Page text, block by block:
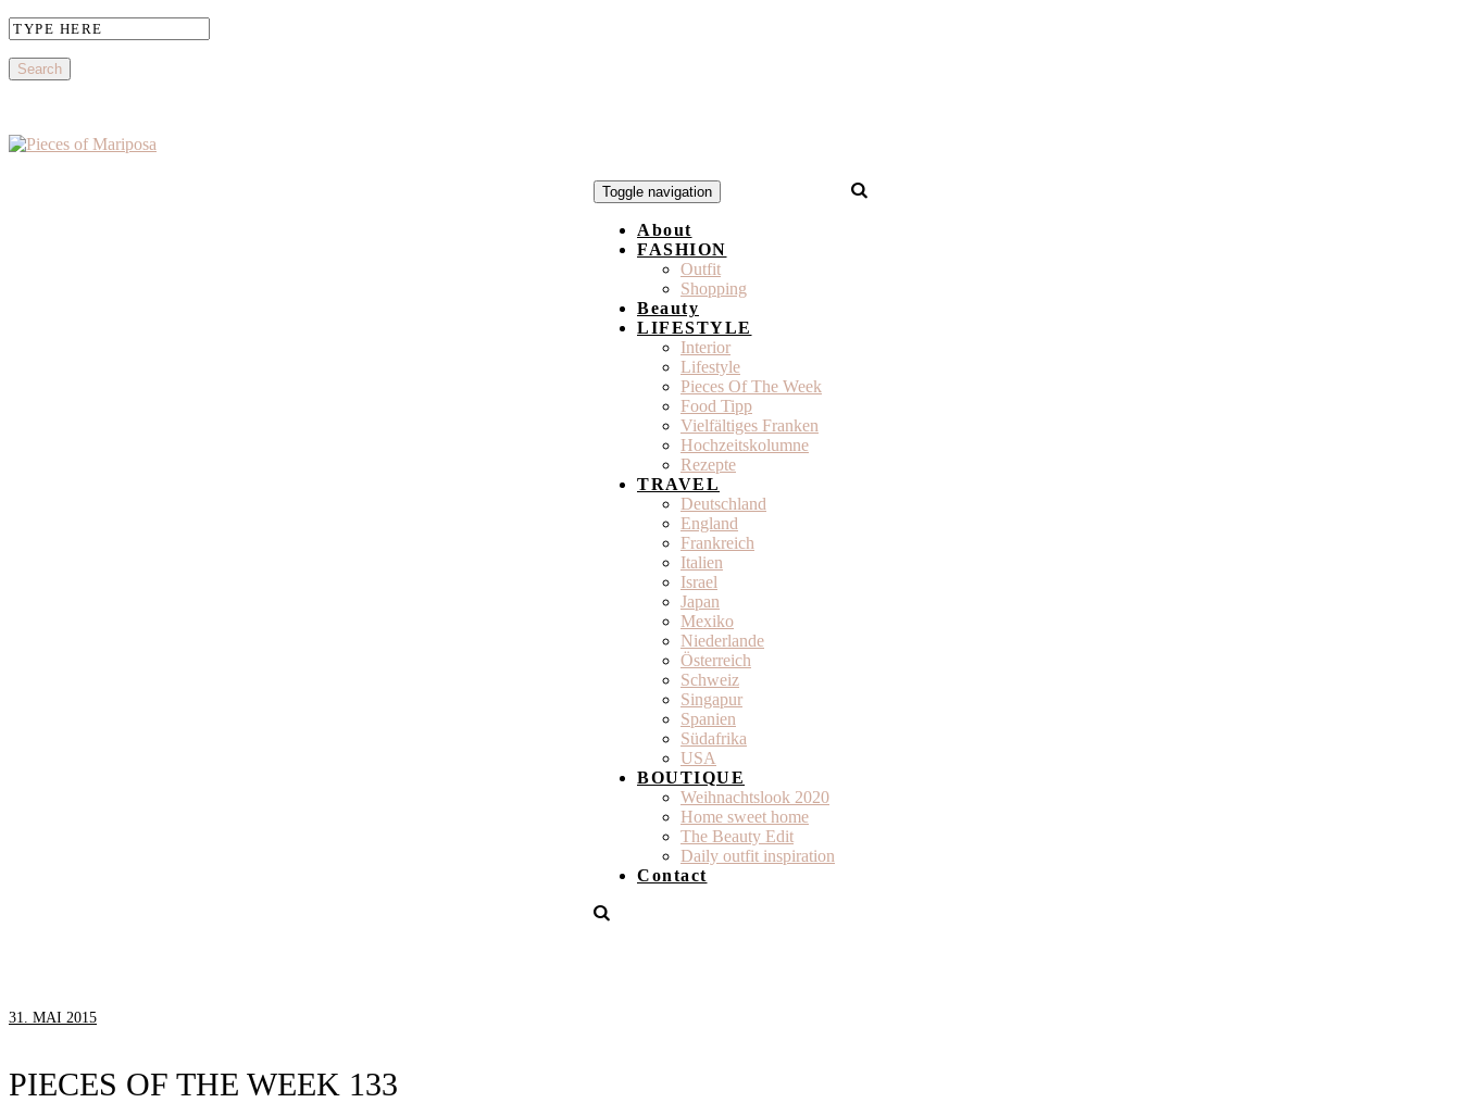
Toggle navigation
About
FASHION
Outfit
Shopping
Beauty
LIFESTYLE
Interior
Lifestyle
Pieces Of The Week
Food Tipp
Vielfältiges Franken
Hochzeitskolumne
Rezepte
TRAVEL
Deutschland
England
Frankreich
Italien
Israel
Japan
Mexiko
Niederlande
Österreich
Schweiz
Singapur
Spanien
Südafrika
USA
BOUTIQUE
Weihnachtslook 2020
Home sweet home
The Beauty Edit
Daily outfit inspiration
Contact
31. MAI 2015
PIECES OF THE WEEK 133